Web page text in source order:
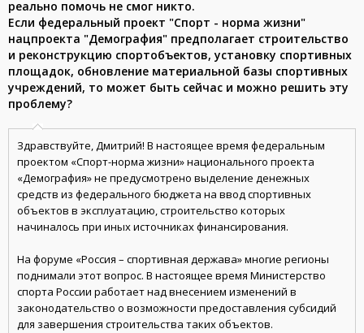
реально помочь не смог никто.
Если федеральный проект "Спорт - норма жизни"
нацпроекта "Демография" предполагает строительство
и реконструкцию спортобъектов, установку спортивных
площадок, обновление материальной базы спортивных
учреждений, то может быть сейчас и можно решить эту
проблему?
Здравствуйте, Дмитрий! В настоящее время федеральным
проектом «Спорт-норма жизни» национального проекта
«Демография» не предусмотрено выделение денежных
средств из федерального бюджета на ввод спортивных
объектов в эксплуатацию, строительство которых
начиналось при иных источниках финансирования.
На форуме «Россия – спортивная держава» многие регионы
поднимали этот вопрос. В настоящее время Министерство
спорта России работает над внесением изменений в
законодательство о возможности предоставления субсидий
для завершения строительства таких объектов.